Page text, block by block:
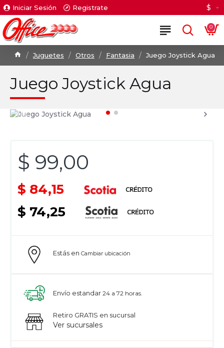
Iniciar Sesión Registrate $
0
Juguetes Otros Fantasia Juego Joystick Agua
Juego Joystick Agua
$ 99,00
$ 84,15
$ 74,25
Estás en Cambiar ubicación
Envío estandar 24 a 72 horas.
Retiro GRATIS en sucursal
Ver sucursales